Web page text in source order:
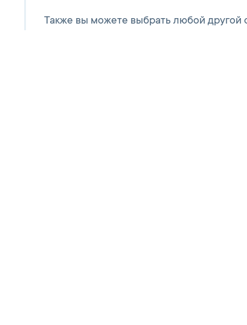
Также вы можете выбрать любой другой